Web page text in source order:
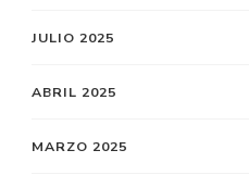
JULIO 2025
ABRIL 2025
MARZO 2025